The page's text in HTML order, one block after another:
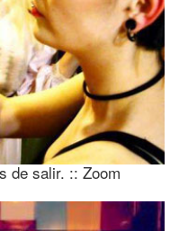
de salir. :: Zoom